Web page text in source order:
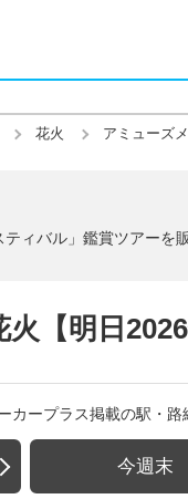
花火 アミューズ
ィバル」鑑賞ツアーを
【明日
カープラス掲載の駅・路
今週末